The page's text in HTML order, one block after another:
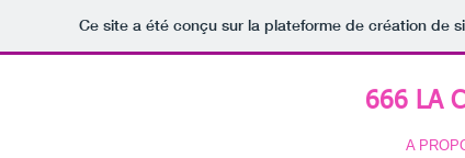
Ce site a été conçu sur la plateforme de création de
666 LA
A